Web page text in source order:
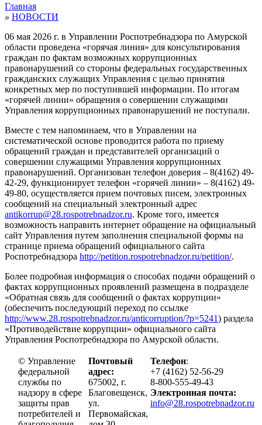
Главная
» НОВОСТИ
06 мая 2026 г. в Управлении Роспотребнадзора по Амурской
области проведена «горячая линия» для консультирования
граждан по фактам возможных коррупционных
правонарушений со стороны федеральных государственных
гражданских служащих Управления с целью принятия
конкретных мер по поступившей информации. По итогам
«горячей линии» обращения о совершении служащими
Управления коррупционных правонарушений не поступали.
Вместе с тем напоминаем, что в Управлении на
систематической основе проводится работа по приему
обращений граждан и представителей организаций о
совершении служащими Управления коррупционных
правонарушений. Организован телефон доверия – 8(4162) 49-
42-29, функционирует телефон «горячей линии» – 8(4162) 49-
49-80, осуществляется прием почтовых писем, электронных
сообщений на специальный электронный адрес
antikorrup@28.rospotrebnadzor.ru. Кроме того, имеется
возможность направить интернет обращение на официальный
сайт Управления путем заполнения специальной формы на
странице приема обращений официального сайта
Роспотребнадзора http://petition.rospotrebnadzor.ru/petition/.
Более подробная информация о способах подачи обращений о
фактах коррупционных проявлений размещена в подразделе
«Обратная связь для сообщений о фактах коррупции»
(обеспечить последующий переход по ссылке
http://www.28.rospotrebnadzor.ru/anticorruption/?p=5241) раздела
«Противодействие коррупции» официального сайта
Управления Роспотребнадзора по Амурской области.
© Управление
федеральной
службы по
надзору в сфере
защиты прав
потребителей и
Почтовый
адрес:
675002, г.
Благовещенск,
ул.
Первомайская,
Телефон:
+7 (4162) 52-56-29
8-800-555-49-43
Электронная почта:
info@28.rospotrebnadzor.ru